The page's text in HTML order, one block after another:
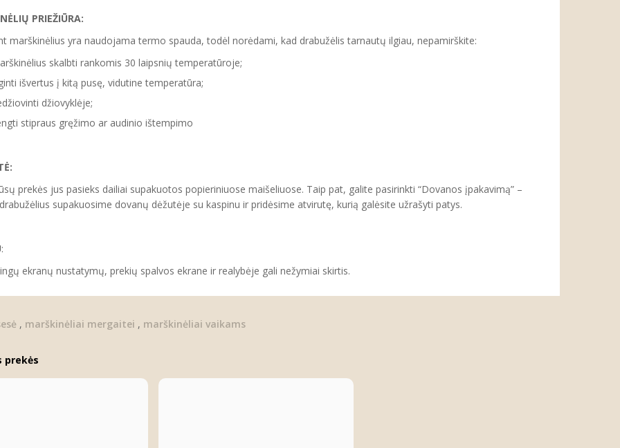
PRIEŽIŪRA:
marškinėlius yra naudojama termo spauda, todėl norėdami, kad drabužėlis tarnautų ilgiau, nepamirškite:
skalbti rankomis 30 laipsnių temperatūroje;
išvertus į kitą pusę, vidutine temperatūra;
džiovyklėje;
stipraus gręžimo ar audinio ištempimo
prekės jus pasieks dailiai supakuotos popieriniuose maišeliuose. Taip pat, galite pasirinkti “Dovanos įpakavimą” –
supakuosime dovanų dėžutėje su kaspinu ir pridėsime atvirutę, kurią galėsite užrašyti patys.
:
ekranų nustatymų, prekių spalvos ekrane ir realybėje gali nežymiai skirtis.
, marškinėliai mergaitei , marškinėliai vaikams
prekės